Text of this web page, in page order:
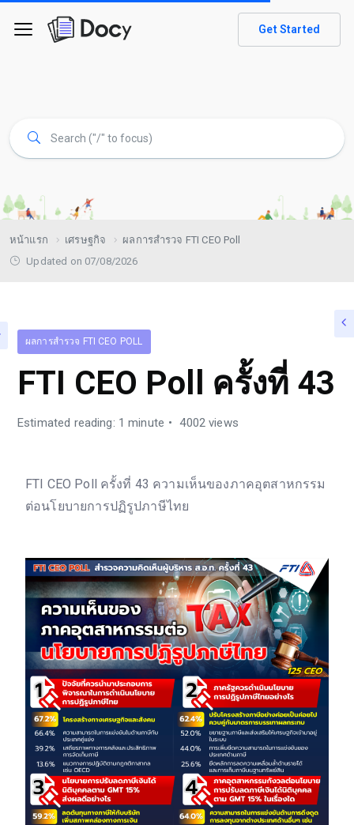
Get Started
หน้าแรก เศรษฐกิจ
ผลการสำรวจ FTI CEO Poll
Updated on 07/08/2026
ผลการสำรวจ FTI CEO POLL
FTI CEO Poll ครั้งที่ 43
Estimated reading: 1 minute 4002 views
FTI CEO Poll ครั้งที่ 43 ความเห็นของภาคอุตสาหกรรม
ต่อนโยบายการปฏิรูปภาษีไทย